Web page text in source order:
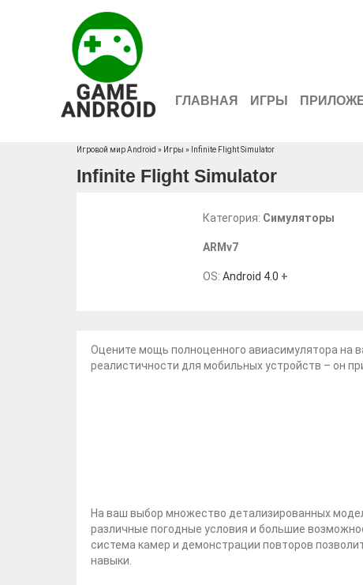
ГЛАВНАЯ ИГРЫ
Игровой мир Android » Игры » Infinite Flight Simulator
Infinite Flight Simulator
Категория: Симуляторы
ARMv7
OS: Android 4.0 +
Оцените мощь полноценного авиасимулятора на
реалистичности для мобильных устройств – он
На ваш выбор множество детализированных
различные погодные условия и большие
система камер и демонстрации повторов
навыки.